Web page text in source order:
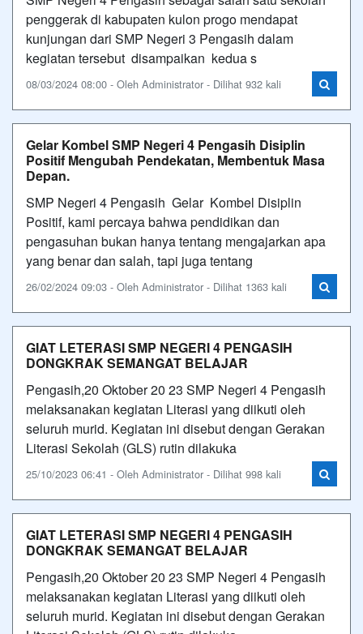
penggerak di kabupaten kulon progo mendapat
kunjungan dari SMP Negeri 3 Pengasih dalam
kegiatan tersebut disampaikan kedua s
08/03/2024 08:00 - Oleh Administrator - Dilihat 932 kali
Gelar Kombel SMP Negeri 4 Pengasih Disiplin
Positif Mengubah Pendekatan, Membentuk Masa
Depan.
SMP Negeri 4 Pengasih Gelar Kombel Disiplin
Positif, kami percaya bahwa pendidikan dan
pengasuhan bukan hanya tentang mengajarkan apa
yang benar dan salah, tapi juga tentang
26/02/2024 09:03 - Oleh Administrator - Dilihat 1363 kali
GIAT LETERASI SMP NEGERI 4 PENGASIH
DONGKRAK SEMANGAT BELAJAR
Pengasih,20 Oktober 20 23 SMP Negeri 4 Pengasih
melaksanakan kegiatan Literasi yang diikuti oleh
seluruh murid. Kegiatan ini disebut dengan Gerakan
Literasi Sekolah (GLS) rutin dilakuka
25/10/2023 06:41 - Oleh Administrator - Dilihat 998 kali
GIAT LETERASI SMP NEGERI 4 PENGASIH
DONGKRAK SEMANGAT BELAJAR
Pengasih,20 Oktober 20 23 SMP Negeri 4 Pengasih
melaksanakan kegiatan Literasi yang diikuti oleh
seluruh murid. Kegiatan ini disebut dengan Gerakan